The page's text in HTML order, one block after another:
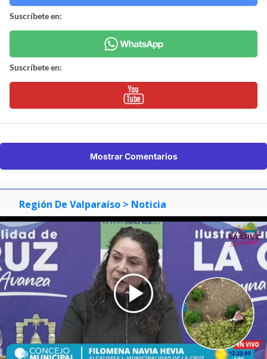
Suscríbete en:
Suscríbete en:
Mostrar Comentarios
Región De Valparaíso > Noticia